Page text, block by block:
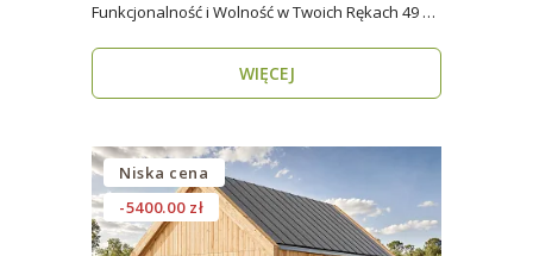
Funkcjonalność i Wolność w Twoich Rękach 49 m²
WIĘCEJ
Niska cena
-5400.00 zł